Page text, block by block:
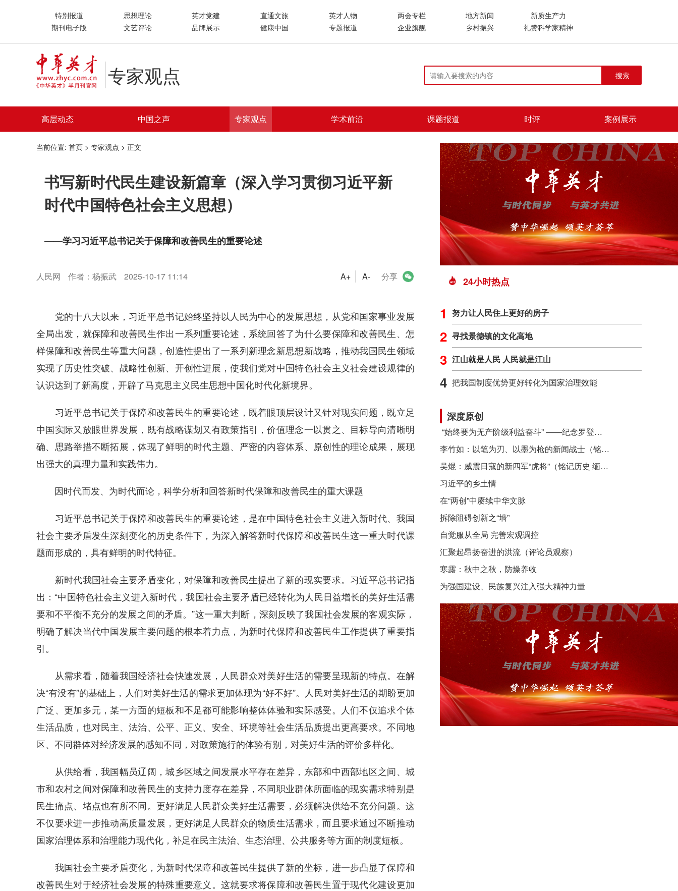
特别报道 思想理论 英才党建 直通文旅 英才人物 两会专栏 地方新闻
新质生产力
期刊电子版
文艺评论 品牌展示 健康中国 专题报道 企业旗舰 乡村振兴 礼赞科学家精神
专家观点 搜索
高层动态 中国之声 专家观点 学术前沿 课题报道 时评 案例展示
当前位置: 首页 > 专家观点 > 正文
书写新时代民生建设新篇章（深入学习贯彻习近平新
时代中国特色社会主义思想）
——学习习近平总书记关于保障和改善民生的重要论述
人民网 作者：杨振武 2025-10-17 11:14 A+ A- 分享
党的十八大以来，习近平总书记始终坚持以人民为中心的发展思想，从党和国家事业发展
全局出发，就保障和改善民生作出一系列重要论述，系统回答了为什么要保障和改善民生、怎
样保障和改善民生等重大问题，创造性提出了一系列新理念新思想新战略，推动我国民生领域
实现了历史性突破、战略性创新、开创性进展，使我们党对中国特色社会主义社会建设规律的
认识达到了新高度，开辟了马克思主义民生思想中国化时代化新境界。
习近平总书记关于保障和改善民生的重要论述，既着眼顶层设计又针对现实问题，既立足
中国实际又放眼世界发展，既有战略谋划又有政策指引，价值理念一以贯之、目标导向清晰明
确、思路举措不断拓展，体现了鲜明的时代主题、严密的内容体系、原创性的理论成果，展现
出强大的真理力量和实践伟力。
因时代而发、为时代而论，科学分析和回答新时代保障和改善民生的重大课题
习近平总书记关于保障和改善民生的重要论述，是在中国特色社会主义进入新时代、我国
社会主要矛盾发生深刻变化的历史条件下，为深入解答新时代保障和改善民生这一重大时代课
题而形成的，具有鲜明的时代特征。
新时代我国社会主要矛盾变化，对保障和改善民生提出了新的现实要求。习近平总书记指
出：“中国特色社会主义进入新时代，我国社会主要矛盾已经转化为人民日益增长的美好生活需
要和不平衡不充分的发展之间的矛盾。”这一重大判断，深刻反映了我国社会发展的客观实际，
明确了解决当代中国发展主要问题的根本着力点，为新时代保障和改善民生工作提供了重要指
引。
从需求看，随着我国经济社会快速发展，人民群众对美好生活的需要呈现新的特点。在解
决“有没有”的基础上，人们对美好生活的需求更加体现为“好不好”。人民对美好生活的期盼更加
广泛、更加多元，某一方面的短板和不足都可能影响整体体验和实际感受。人们不仅追求个体
生活品质，也对民主、法治、公平、正义、安全、环境等社会生活品质提出更高要求。不同地
区、不同群体对经济发展的感知不同，对政策施行的体验有别，对美好生活的评价多样化。
从供给看，我国幅员辽阔，城乡区域之间发展水平存在差异，东部和中西部地区之间、城
市和农村之间对保障和改善民生的支持力度存在差异，不同职业群体所面临的现实需求特别是
民生痛点、堵点也有所不同。更好满足人民群众美好生活需要，必须解决供给不充分问题。这
不仅要求进一步推动高质量发展，更好满足人民群众的物质生活需求，而且要求通过不断推动
国家治理体系和治理能力现代化，补足在民主法治、生态治理、公共服务等方面的制度短板。
我国社会主要矛盾变化，为新时代保障和改善民生提供了新的坐标，进一步凸显了保障和
改善民生对于经济社会发展的特殊重要意义。这就要求将保障和改善民生置于现代化建设更加
24小时热点
1 努力让人民住上更好的房子
2 寻找景德镇的文化高地
3 江山就是人民 人民就是江山
4 把我国制度优势更好转化为国家治理效能
深度原创
​ “始终要为无产阶级利益奋斗” ——纪念罗登贤同志诞辰120周年
李竹如：以笔为刃、以墨为枪的新闻战士（铭记历史 缅怀先烈·抗日英雄）
吴焜：威震日寇的新四军“虎将”（铭记历史 缅怀先烈·抗日英雄）
习近平的乡土情
在“两创”中赓续中华文脉
拆除阻碍创新之“墙”
自觉服从全局 完善宏观调控
汇聚起昂扬奋进的洪流（评论员观察）
寒露：秋中之秋，防燥养收
为强国建设、民族复兴注入强大精神力量